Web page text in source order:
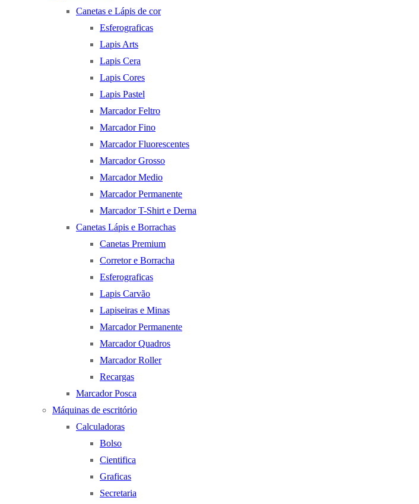
Canetas e Lápis de cor
Esferograficas
Lapis Arts
Lapis Cera
Lapis Cores
Lapis Pastel
Marcador Feltro
Marcador Fino
Marcador Fluorescentes
Marcador Grosso
Marcador Medio
Marcador Permanente
Marcador T-Shirt e Derna
Canetas Lápis e Borrachas
Canetas Premium
Corretor e Borracha
Esferograficas
Lapis Carvão
Lapiseiras e Minas
Marcador Permanente
Marcador Quadros
Marcador Roller
Recargas
Marcador Posca
Máquinas de escritório
Calculadoras
Bolso
Cientifica
Graficas
Secretaria